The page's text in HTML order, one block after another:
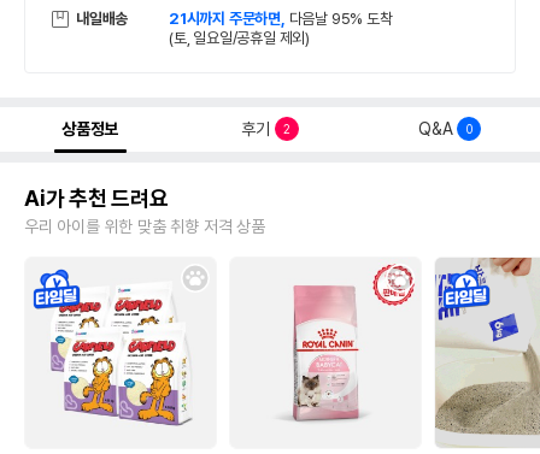
내일배송 21시까지 주문하면, 다음날 95% 도착
(토, 일요일/공휴일 제외)
상품정보 후기 2 Q&A 0
Ai가 추천 드려요
우리 아이를 위한 맞춤 취향 저격 상품